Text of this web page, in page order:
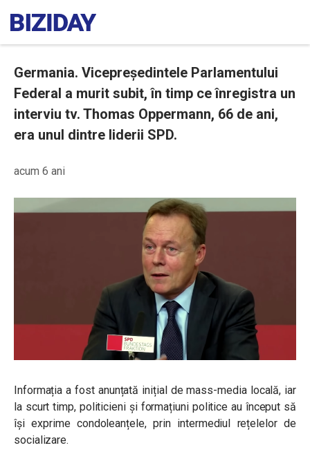
Germania. Vicepreședintele Parlamentului
Federal a murit subit, în timp ce înregistra un
interviu tv. Thomas Oppermann, 66 de ani,
era unul dintre liderii SPD.
acum 6 ani
Informația a fost anunțată inițial de mass-media locală, iar
la scurt timp, politicieni și formațiuni politice au început să
își exprime condoleanțele, prin intermediul rețelelor de
socializare.